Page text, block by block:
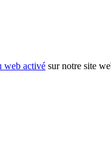
web activé sur notre site